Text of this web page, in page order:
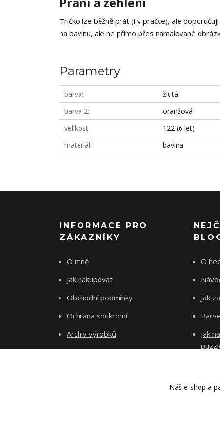
Tričko lze běžně prát (i v pračce), ale
na bavlnu, ale ne přímo přes namalované
Parametry
barva
žlutá
barva 2
oranžová
velikost
122 (6 let)
materiál
bavlna
INFORMACE PRO
ZÁKAZNÍKY
O mně
Jak nakupovat
Obchodní podmínky
Ochrana soukromí
Archiv výrobků
Kontakty
O
Jak
Jak
Náš e-shop a